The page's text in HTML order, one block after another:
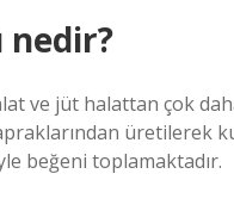
nedir?
ve jüt halattan çok
üretilerek
beğeni toplamaktadır.